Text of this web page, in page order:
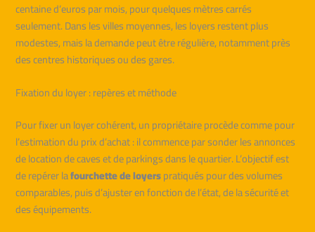
centaine d’euros par mois, pour quelques mètres carrés
seulement. Dans les villes moyennes, les loyers restent plus
modestes, mais la demande peut être régulière, notamment près
des centres historiques ou des gares.
Fixation du loyer : repères et méthode
Pour fixer un loyer cohérent, un propriétaire procède comme pour
l’estimation du prix d’achat : il commence par sonder les annonces
de location de caves et de parkings dans le quartier. L’objectif est
de repérer lafourchette de loyerspratiqués pour des volumes
comparables, puis d’ajuster en fonction de l’état, de la sécurité et
des équipements.